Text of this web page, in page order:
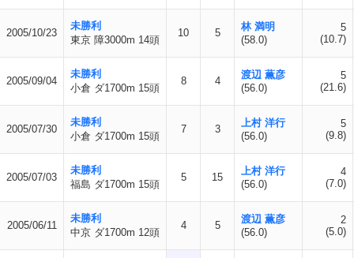
2005/10/23
未勝利
東京 障3000m 14頭
10 5
林 満明
(58.0)
5
(10.7)
2005/09/04
未勝利
小倉 ダ1700m 15頭
8 4
渡辺 薫彦
(56.0)
5
(21.6)
2005/07/30
未勝利
小倉 ダ1700m 15頭
7 3
上村 洋行
(56.0)
5
(9.8)
2005/07/03
未勝利
福島 ダ1700m 15頭
5 15
上村 洋行
(56.0)
4
(7.0)
2005/06/11
未勝利
中京 ダ1700m 12頭
4 5
渡辺 薫彦
(56.0)
2
(5.0)